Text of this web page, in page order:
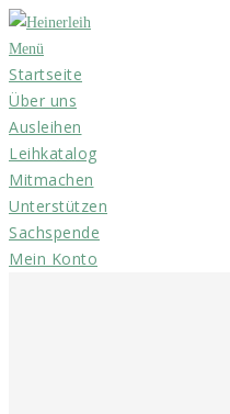
Zum
Inhalt
springen
Menü
Startseite
Über uns
Ausleihen
Leihkatalog
Mitmachen
Unterstützen
Sachspende
Mein Konto